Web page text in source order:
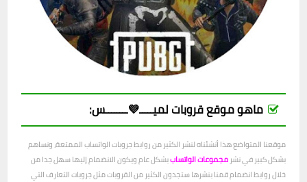
ماهو موقع قروبات لميـــــ💜ــــــــس:
موقعنا المتواضع هذا أنشئناه لنشر الكثير من روابط جروبات الواتساب الممتعة، ونساهم
بشكل كبير في نشر مجموعات الواتساببشكل عام ويكون الانضمام إليها سهل جدا من
خلال روابط انضمام قمنا بنشرها ستجدون الكثير من القروبات مثل جروبات التعارف التي